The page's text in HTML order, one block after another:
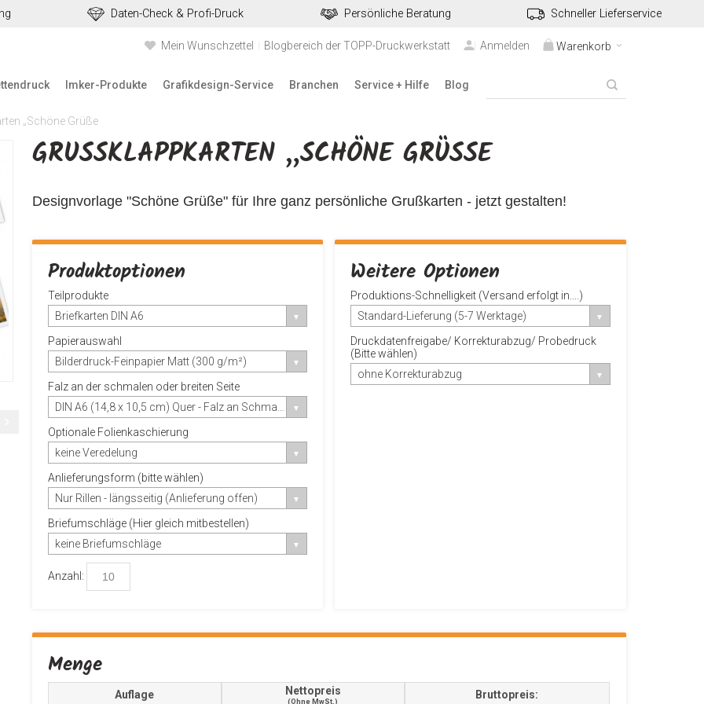
Daten-Check & Profi-Druck Persönliche Beratung Schneller Lieferservice
Warenkorb
Mein Wunschzettel Blogbereich der TOPP-Druckwerkstatt Anmelden
Imker-Produkte Grafikdesign-Service Branchen Service + Hilfe Blog
„Schöne Grüße
GRUSSKLAPPKARTEN „SCHÖNE GRÜSSE
Designvorlage "Schöne Grüße" für Ihre ganz persönliche Grußkarten - jetzt gestalten!
Produktoptionen
Teilprodukte
Briefkarten DIN A6
Papierauswahl
Bilderdruck-Feinpapier Matt (300 g/m²)
Falz an der schmalen oder breiten Seite
Optionale Folienkaschierung
keine Veredelung
Anlieferungsform (bitte wählen)
Nur Rillen - längsseitig (Anlieferung offen)
Briefumschläge (Hier gleich mitbestellen)
keine Briefumschläge
Anzahl:
Weitere Optionen
Produktions-Schnelligkeit (Versand erfolgt in....)
Standard-Lieferung (5-7 Werktage)
Druckdatenfreigabe/ Korrekturabzug/ Probedruck
(Bitte wählen)
ohne Korrekturabzug
Menge
Auflage Nettopreis
(ohne MwSt.)
Bruttopreis: